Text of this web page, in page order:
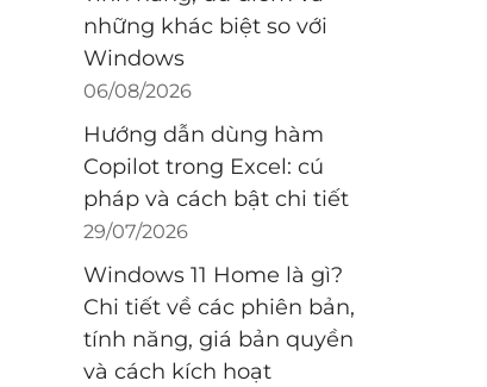
những khác biệt so với
Windows
06/08/2026
Hướng dẫn dùng hàm
Copilot trong Excel: cú
pháp và cách bật chi tiết
29/07/2026
Windows 11 Home là gì?
Chi tiết về các phiên bản,
tính năng, giá bản quyền
và cách kích hoạt